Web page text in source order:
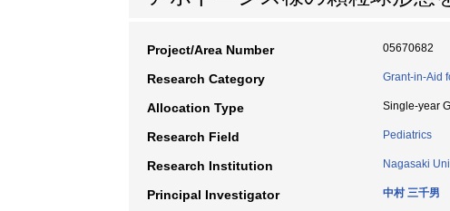
Project/Area Number 05670682
Research Category Grant-in-Aid
Allocation Type Single-year
Research Field Pediatrics
Research Institution Nagasaki
Principal Investigator 中村 三千男